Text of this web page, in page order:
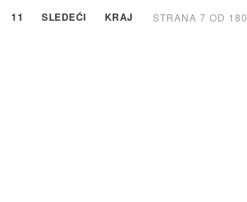
STRANA 7 OD 180
11 SLEDEĆI KRAJ